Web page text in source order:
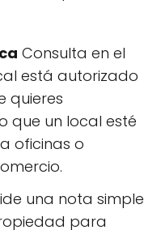
Consulta en el
está autorizado
quieres
que un local esté
oficinas o
una nota simple
para